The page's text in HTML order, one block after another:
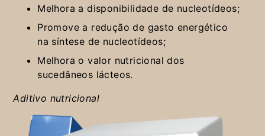
Melhora a disponibilidade de nucleotídeos;
Promove a redução de gasto energético
na síntese de nucleotídeos;
Melhora o valor nutricional dos
sucedâneos lácteos.
Aditivo nutricional